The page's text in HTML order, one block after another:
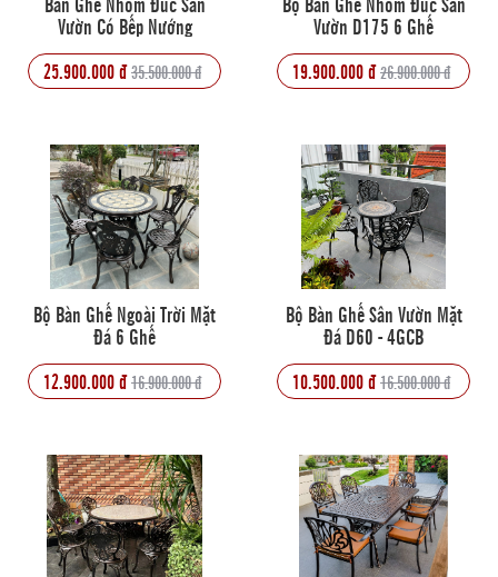
Vườn Có Bếp Nướng
25.900.000 đ35.500.000 đ
Vườn D175 6 Ghế
19.900.000 đ26.900.000 đ
Bộ Bàn Ghế Ngoài Trời Mặt
Đá 6 Ghế
12.900.000 đ16.900.000 đ
Bộ Bàn Ghế Sân Vườn Mặt
Đá D60 - 4GCB
10.500.000 đ16.500.000 đ